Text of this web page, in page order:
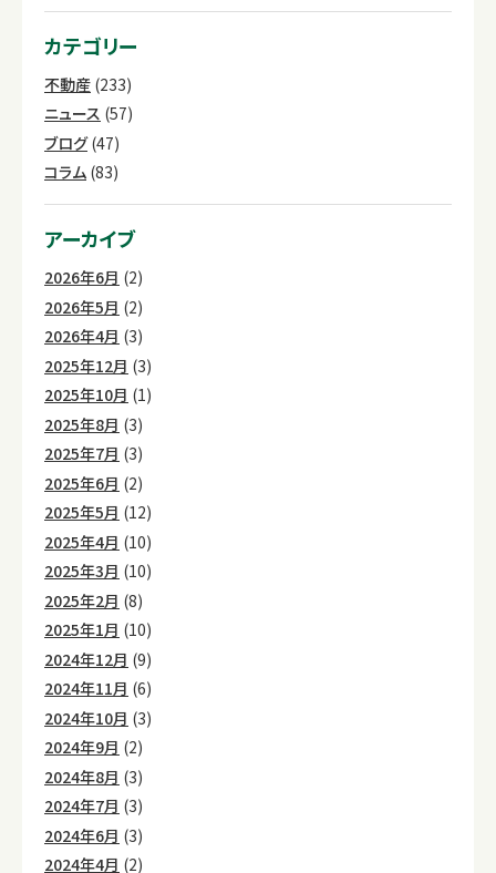
カテゴリー
不動産 (233)
ニュース (57)
ブログ(47)
コラム (83)
アーカイブ
2026年6月 (2)
2026年5月 (2)
2026年4月 (3)
2025年12月 (3)
2025年10月 (1)
2025年8月 (3)
2025年7月 (3)
2025年6月 (2)
2025年5月 (12)
2025年4月 (10)
2025年3月 (10)
2025年2月 (8)
2025年1月 (10)
2024年12月 (9)
2024年11月 (6)
2024年10月 (3)
2024年9月 (2)
2024年8月 (3)
2024年7月 (3)
2024年6月 (3)
2024年4月 (2)